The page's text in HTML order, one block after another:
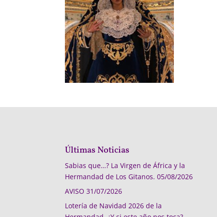
Últimas Noticias
Sabias que…? La Virgen de África y la
Hermandad de Los Gitanos. 05/08/2026
AVISO 31/07/2026
Lotería de Navidad 2026 de la